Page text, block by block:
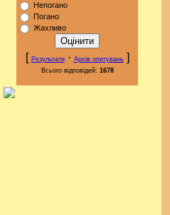
Непогано
Погано
Жахливо
[ Результати· Архів опитувань]
Всього відповідей: 1678